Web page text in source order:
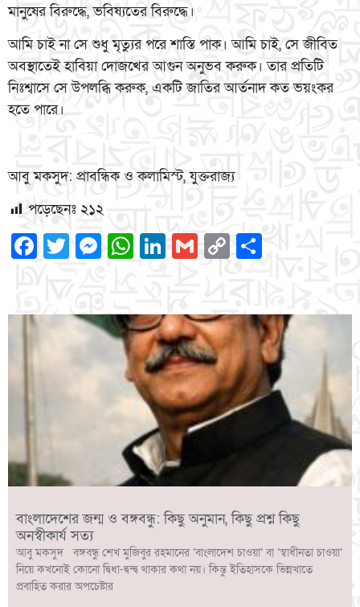
মানুষের বিরুদ্ধে, ভবিষ্যতের বিরুদ্ধে।
আমি চাই না সে শুধু মৃত্যুর পরে শাস্তি পাক। আমি চাই, সে জীবিত
অবস্থাতেই হাবিয়া দোজখের আগুন অনুভব করুক। তার প্রতিটি
নিঃশ্বাসে সে উপলব্ধি করুক, একটি জাতির আর্তনাদ কত ভয়ংকর
হতে পারে।
আবু মকসুদ: প্রাবন্ধিক ও কলামিস্ট, যুক্তরাজ্য
পড়েছেনঃ ২১২
Facebook
Twitter
Messenger
WhatsApp
LinkedIn
Gmail
Copy
Link
Share
বাংলাদেশের জন্ম ও বঙ্গবন্ধু: কিছু অনুমান, কিছু প্রশ্ন কিছু
অনস্বীকার্য সত্য
আবু মকসুদ বঙ্গবন্ধু শেখ মুজিবুর রহমানের ‘বাংলাদেশ চাওয়া’ বা ‘স্বাধীনতা চাওয়া’
নিয়ে কখনোই কোনো দ্বিধা-দ্বন্দ্ব থাকার কথা নয়। কিন্তু ইতিহাসকে ভিন্নখাতে
প্রবাহিত করার অপচেষ্টার